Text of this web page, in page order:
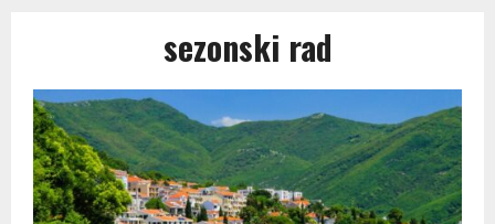
sezonski rad